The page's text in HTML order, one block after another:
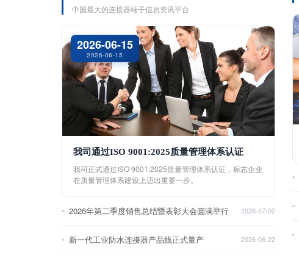
中国最大的连接器端子信息资讯平台
2026-06-15
2026-06-15
我司通过ISO 9001:2025质量管理体系认证
我司正式通过ISO 9001:2025质量管理体系认证，标志企业
在质量管理体系建设上迈出重要一步。
2026年第二季度销售总结暨表彰大会圆满举行 2026-07-02
新一代工业防水连接器产品线正式量产 2026-06-22